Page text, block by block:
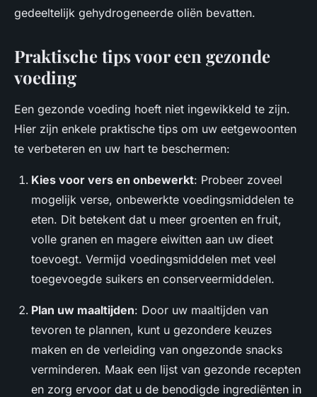
gedeeltelijk gehydrogeneerde oliën bevatten.
Praktische tips voor een gezonde
voeding
Een gezonde voeding hoeft niet ingewikkeld te zijn.
Hier zijn enkele praktische tips om uw eetgewoonten
te verbeteren en uw hart te beschermen:
Kies voor vers en onbewerkt: Probeer zoveel
mogelijk verse, onbewerkte voedingsmiddelen te
eten. Dit betekent dat u meer groenten en fruit,
volle granen en magere eiwitten aan uw dieet
toevoegt. Vermijd voedingsmiddelen met veel
toegevoegde suikers en conserveermiddelen.
Plan uw maaltijden: Door uw maaltijden van
tevoren te plannen, kunt u gezondere keuzes
maken en de verleiding van ongezonde snacks
verminderen. Maak een lijst van gezonde recepten
en zorg ervoor dat u de benodigde ingrediënten in